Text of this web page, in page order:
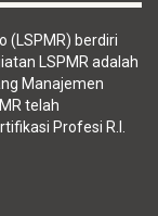
(LSPMR) berdiri
LSPMR adalah
Manajemen
telah
Profesi R.I.